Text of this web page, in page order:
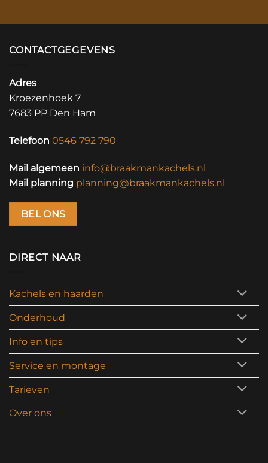
CONTACTGEGEVENS
Adres
Kroezenhoek 7
7683 PP Den Ham
Telefoon 0546 792 790
Mail algemeen info@braakmankachels.nl
Mail planning planning@braakmankachels.nl
BEL ONS
DIRECT NAAR
Kachels en haarden
Onderhoud
Info en tips
Service en montage
Tarieven
Over ons